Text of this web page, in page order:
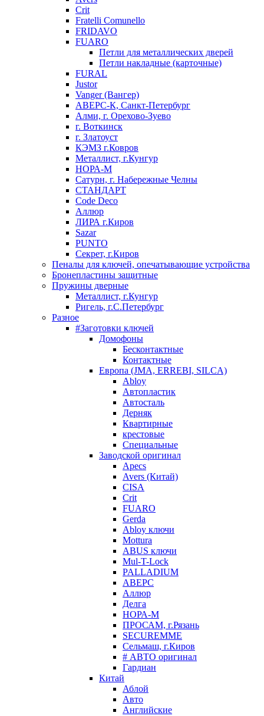
Crit
Fratelli Comunello
FRIDAVO
FUARO
Петли для металлических дверей
Петли накладные (карточные)
FURAL
Justor
Vanger (Вангер)
АВЕРС-К, Санкт-Петербург
Алми, г. Орехово-Зуево
г. Воткинск
г. Златоуст
КЭМЗ г.Ковров
Металлист, г.Кунгур
НОРА-М
Сатурн, г. Набережные Челны
СТАНДАРТ
Code Deco
Аллюр
ЛИРА г.Киров
Sazar
PUNTO
Секрет, г.Киров
Пеналы для ключей, опечатывающие устройства
Бронепластины защитные
Пружины дверные
Металлист, г.Кунгур
Ригель, г.С.Петербург
Разное
#Заготовки ключей
Домофоны
Бесконтактные
Контактные
Европа (JMA, ERREBI, SILCA)
Abloy
Автопластик
Автосталь
Дерняк
Квартирные
крестовые
Специальные
Заводской оригинал
Apecs
Avers (Китай)
CISA
Crit
FUARO
Gerda
Abloy ключи
Mottura
ABUS ключи
Mul-T-Lock
PALLADIUM
АВЕРС
Аллюр
Делга
НОРА-М
ПРОСАМ, г.Рязань
SECUREMME
Сельмаш, г.Киров
# АВТО оригинал
Гардиан
Китай
Аблой
Авто
Английские